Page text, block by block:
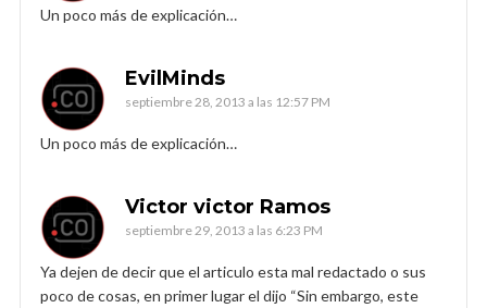
Un poco más de explicación…
EvilMinds
septiembre 28, 2013 a las 12:57 PM
Un poco más de explicación…
Victor victor Ramos
septiembre 29, 2013 a las 6:23 PM
Ya dejen de decir que el articulo esta mal redactado o sus
poco de cosas, en primer lugar el dijo “Sin embargo, este